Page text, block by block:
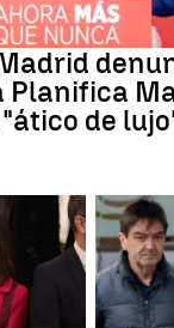
Madrid
Planifica
de
ETA